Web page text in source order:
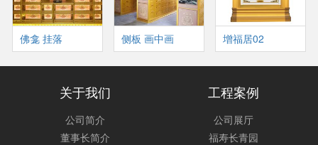
佛龛 挂落 侧板 画中画 增福居02
关于我们
公司简介
董事长简介
工程案例
公司展厅
福寿长青园